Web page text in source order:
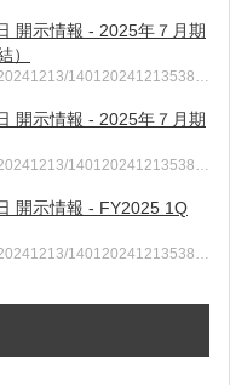
開示情報 - 2025年７月期
）
140120241213538…
開示情報 - 2025年７月期
140120241213538…
開示情報 - FY2025 1Q
140120241213538…